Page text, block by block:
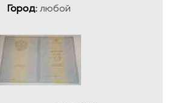
Город: любой